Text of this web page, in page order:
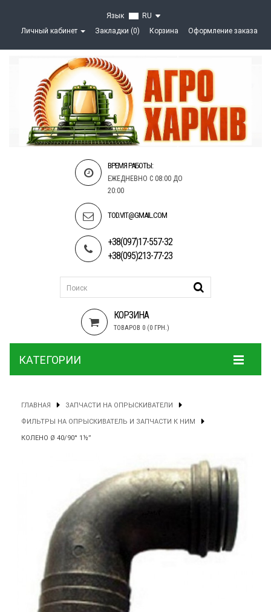
Язык
RU
Личный кабинет
Закладки (0) Корзина Оформление заказа
ВРЕМЯ РАБОТЫ:
ЕЖЕДНЕВНО С 08:00 ДО
20:00
TOD.VIT@GMAIL.COM
+38(097)17-557-32
+38(095)213-77-23
КОРЗИНА
ТОВАРОВ 0 (0 ГРН.)
КАТЕГОРИИ
ГЛАВНАЯ ЗАПЧАСТИ НА ОПРЫСКИВАТЕЛИ
ФИЛЬТРЫ НА ОПРЫСКИВАТЕЛЬ И ЗАПЧАСТИ К НИМ
КОЛЕНО Ø 40/90° 1½”